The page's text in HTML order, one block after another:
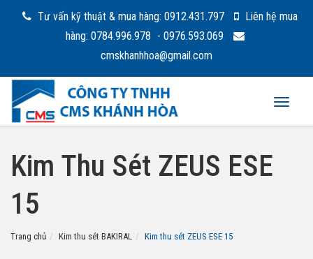
Tư vấn kỹ thuật & mua hàng: 0912.431.797
Liên hệ mua
hàng: 0784.996.978 - 0976.593.069
cmskhanhhoa@gmail.com
Toggle
Kim Thu Sét ZEUS ESE
15
Trang chủ Kim thu sét BAKIRAL Kim thu sét ZEUS ESE 15